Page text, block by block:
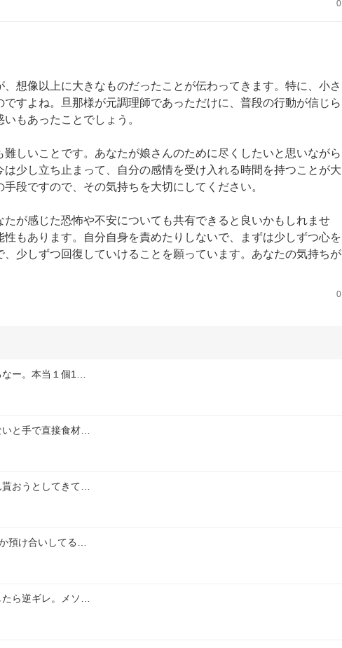
0
想像以上に大きなものだったことが伝わってきます。特に、小さ
すよね。旦那様が元調理師であっただけに、普段の行動が信じら
もあったことでしょう。
しいことです。あなたが娘さんのために尽くしたいと思いながら
少し立ち止まって、自分の感情を受け入れる時間を持つことが大
段ですので、その気持ちを大切にしてください。
が感じた恐怖や不安についても共有できると良いかもしれませ
もあります。自分自身を責めたりしないで、まずは少しずつ心を
少しずつ回復していけることを願っています。あなたの気持ちが
0
ー。本当１個1…
と手で直接食材…
おうとしてきて…
預け合いしてる…
ら逆ギレ。メソ…